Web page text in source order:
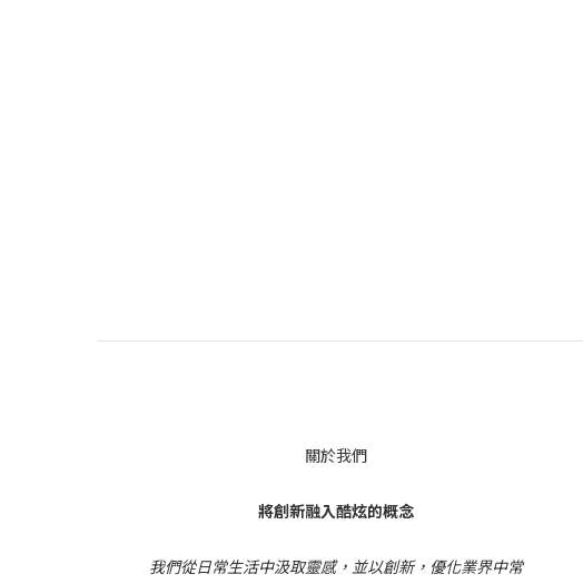
關於我們
將創新融入酷炫的概念
我們從日常生活中汲取靈感，並以創新，優化業界中常